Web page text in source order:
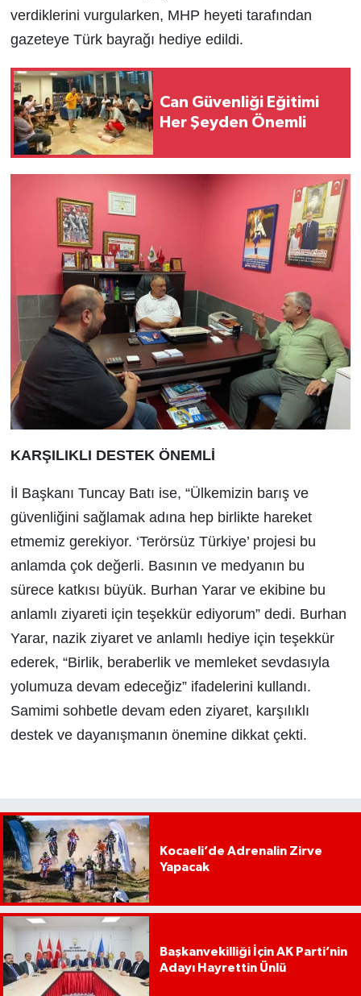
verdiklerini vurgularken, MHP heyeti tarafından
gazeteye Türk bayrağı hediye edildi.
Can Güvenliği Eğitimi
Her Şeyden Önemli
KARŞILIKLI DESTEK ÖNEMLİ
İl Başkanı Tuncay Batı ise, “Ülkemizin barış ve
güvenliğini sağlamak adına hep birlikte hareket
etmemiz gerekiyor. ‘Terörsüz Türkiye’ projesi bu
anlamda çok değerli. Basının ve medyanın bu
sürece katkısı büyük. Burhan Yarar ve ekibine bu
anlamlı ziyareti için teşekkür ediyorum” dedi. Burhan
Yarar, nazik ziyaret ve anlamlı hediye için teşekkür
ederek, “Birlik, beraberlik ve memleket sevdasıyla
yolumuza devam edeceğiz” ifadelerini kullandı.
Samimi sohbetle devam eden ziyaret, karşılıklı
destek ve dayanışmanın önemine dikkat çekti.
Kocaeli’de Adrenalin Zirve
Yapacak
Başkanvekilliği İçin AK Parti’nin
Adayı Hayrettin Ünlü